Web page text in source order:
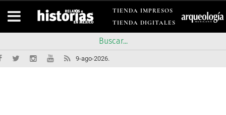
TIENDA IMPRESOS
TIENDA DIGITALES
9-ago-2026.